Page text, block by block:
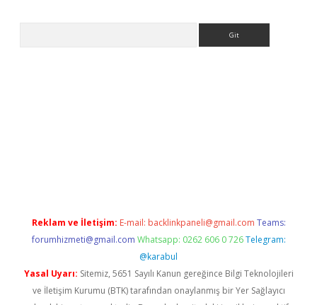
Reklam ve İletişim: E-mail: backlinkpaneli@gmail.com Teams:
forumhizmeti@gmail.com Whatsapp: 0262 606 0 726 Telegram:
@karabul
Yasal Uyarı: Sitemiz, 5651 Sayılı Kanun gereğince Bilgi Teknolojileri
ve İletişim Kurumu (BTK) tarafından onaylanmış bir Yer Sağlayıcı